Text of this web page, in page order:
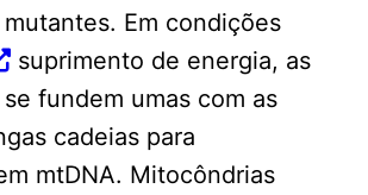
Em condições
suprimento de energia, as
fundem umas com as
cadeias para
mtDNA. Mitocôndrias